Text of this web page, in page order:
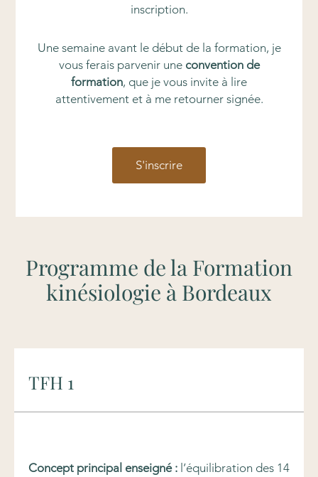
inscription.
Une semaine avant le début de la formation, je
vous ferais parvenir une convention de
formation, que je vous invite à lire
attentivement et à me retourner signée.
S'inscrire
Programme de la Formation
kinésiologie à Bordeaux
TFH 1
Concept principal enseigné : l’équilibration des 14